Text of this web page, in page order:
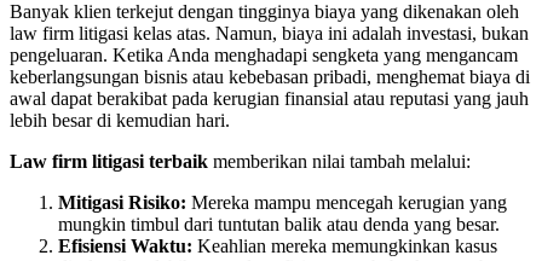
Banyak klien terkejut dengan tingginya biaya yang dikenakan oleh
law firm litigasi kelas atas. Namun, biaya ini adalah investasi, bukan
pengeluaran. Ketika Anda menghadapi sengketa yang mengancam
keberlangsungan bisnis atau kebebasan pribadi, menghemat biaya di
awal dapat berakibat pada kerugian finansial atau reputasi yang jauh
lebih besar di kemudian hari.
Law firm litigasi terbaik memberikan nilai tambah melalui:
Mitigasi Risiko: Mereka mampu mencegah kerugian yang
mungkin timbul dari tuntutan balik atau denda yang besar.
Efisiensi Waktu: Keahlian mereka memungkinkan kasus